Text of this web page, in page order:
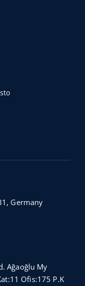
Germany
Ağaoğlu My
Ofis:175 P.K